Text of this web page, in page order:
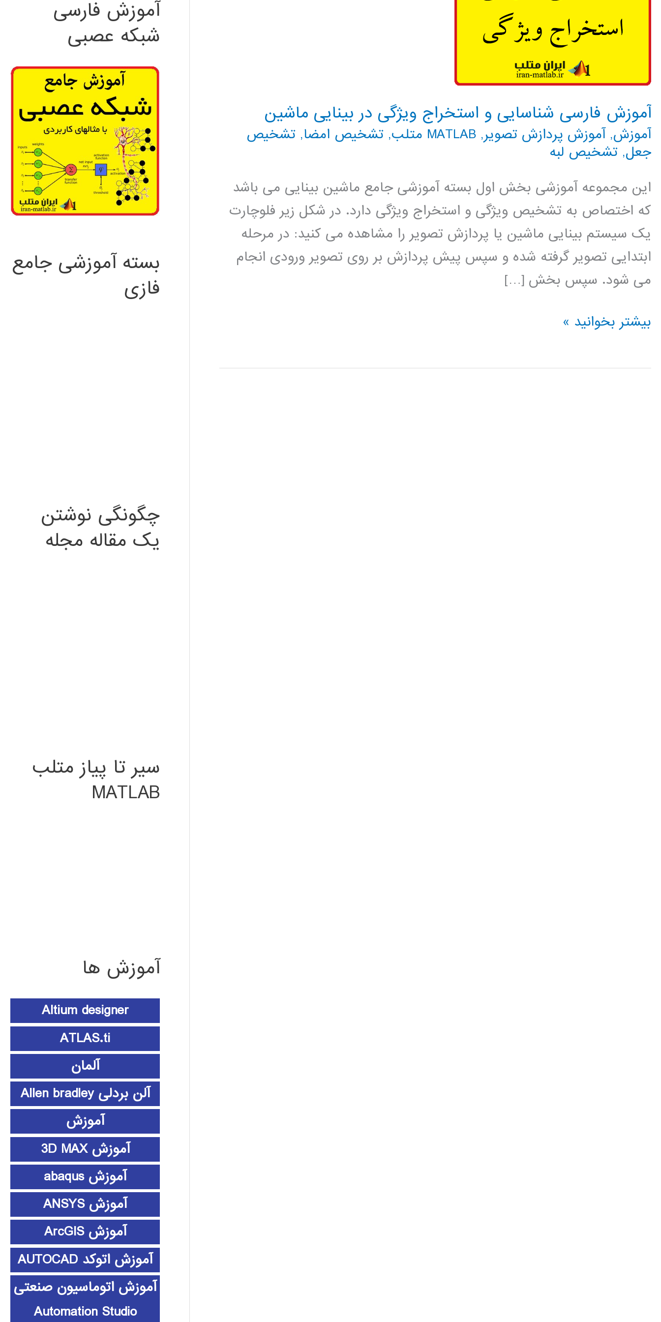
آموزش فارسی شناسایی و استخراج ویژگی در بینایی ماشین
آموزش,آموزش پردازش تصویر, MATLAB متلب , تشخیص امضا, تشخیص
جعل, تشخیص لبه
این مجموعه آموزشی بخش اول بسته آموزشی جامع ماشین بینایی می باشد
که اختصاص به تشخیص ویژگی و استخراج ویژگی دارد. در شکل زیر فلوچارت
یک سیستم بینایی ماشین یا پردازش تصویر را مشاهده می کنید: در مرحله
ابتدایی تصویر گرفته شده و سپس پیش پردازش بر روی تصویر ورودی انجام
می شود. سپس بخش […]
آموزش
شناسایی
بیشتر بخوانید »
آموزش فارسی
شبکه عصبی
بسته آموزشی جامع
فازی
چگونگی نوشتن
یک مقاله مجله
سیر تا پیاز متلب
MATLAB
آموزش ها
Altium designer
ATLAS.ti
آلمان
آلن بردلی Allen bradley
آموزش
آموزش 3D MAX
آموزش abaqus
آموزش ANSYS
آموزش ArcGIS
آموزش اتوکد AUTOCAD
آموزش اتوماسیون صنعتی
Automation Studio